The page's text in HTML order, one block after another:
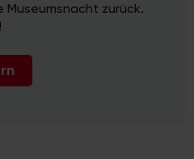
Museumsnacht zurück.